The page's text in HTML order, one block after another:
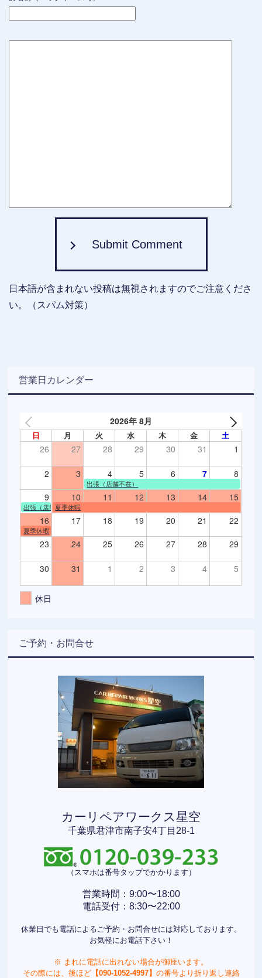
Submit Comment
日本語が含まれない投稿は無視されますのでご注意くださ
い。（スパム対策）
営業日カレンダー
2026年 8月
日 月 火 水 木 金 土
26 27 28 29 30 31 1
2 3 4 5 6 7 8
出張（店舗不在）
9 10 11 12 13 14 15
出張（店舗不在）
夏季休暇
16 17 18 19 20 21 22
夏季休暇
23 24 25 26 27 28 29
30 31 1 2 3 4 5
休日
ご予約・お問合せ
カーリペアワークス星空
千葉県君津市南子安4丁目28-1
（スマホは番号タップでかかります）
営業時間：9:00〜18:00
電話受付：8:30〜22:00
休業日でも電話によるご予約・お問合せには対応しております。
お気軽にお電話下さい！
※ まれに電話に出れない場合が御座います。
その際には、後ほど【090-1052-4997】 の番号より折り返し連絡